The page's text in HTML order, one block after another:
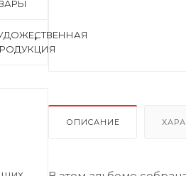
ОПИСАНИЕ